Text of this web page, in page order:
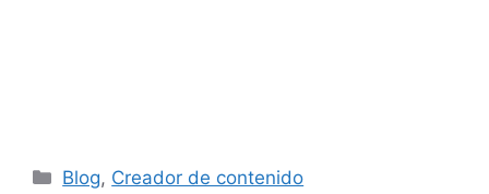
Catégories
Blog, Creador de contenido